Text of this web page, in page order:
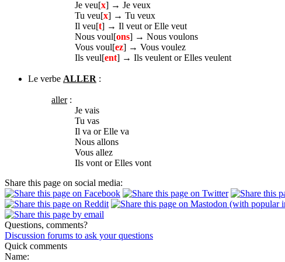
Je veu[x] → Je veux
Tu veu[x] → Tu veux
Il veu[t] → Il veut or Elle veut
Nous voul[ons] → Nous voulons
Vous voul[ez] → Vous voulez
Ils veul[ent] → Ils veulent or Elles veulent
Le verbe ALLER :
aller:
Je vais
Tu vas
Il va or Elle va
Nous allons
Vous allez
Ils vont or Elles vont
Share this page on social media:
Questions, comments?
Discussion forums to ask your questions
Quick comments
Name: